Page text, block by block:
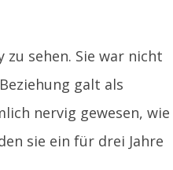
zu sehen. Sie war nicht
galt als
nervig gewesen, wie
sie ein für drei Jahre